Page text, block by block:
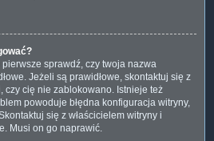
sprawdź, czy twoja nazwa
Jeżeli są prawidłowe, skontaktuj się z
czy cię nie zablokowano. Istnieje też
powoduje błędna konfiguracja witryny,
się z właścicielem witryny i
Musi on go naprawić.